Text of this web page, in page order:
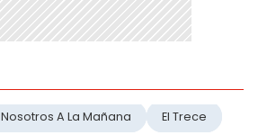
Nosotros A La Mañana El Trece